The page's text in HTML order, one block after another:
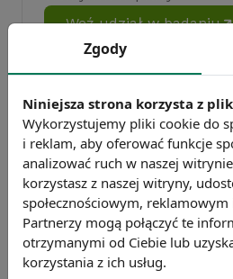
Weź udział w badaniu
Badanie satysfakcji w
13 wymiarów oceny,
ogólnopolskie, branżowe i
Zgody
Niniejsza strona korzysta z
Wykorzystujemy pliki cookie do
i reklam, aby oferować funkcje
analizować ruch w naszej
korzystasz z naszej witryny,
społecznościowym,
Partnerzy mogą połączyć te
otrzymanymi od Ciebie lub
korzystania z ich usług.